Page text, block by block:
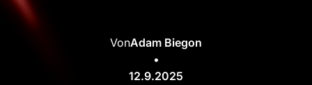
VonAdam Biegon
•
12.9.2025